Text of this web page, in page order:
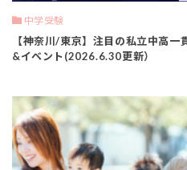
中学受験
【神奈川/東京】注目の私立中高
&イベント(2026.6.30更新）